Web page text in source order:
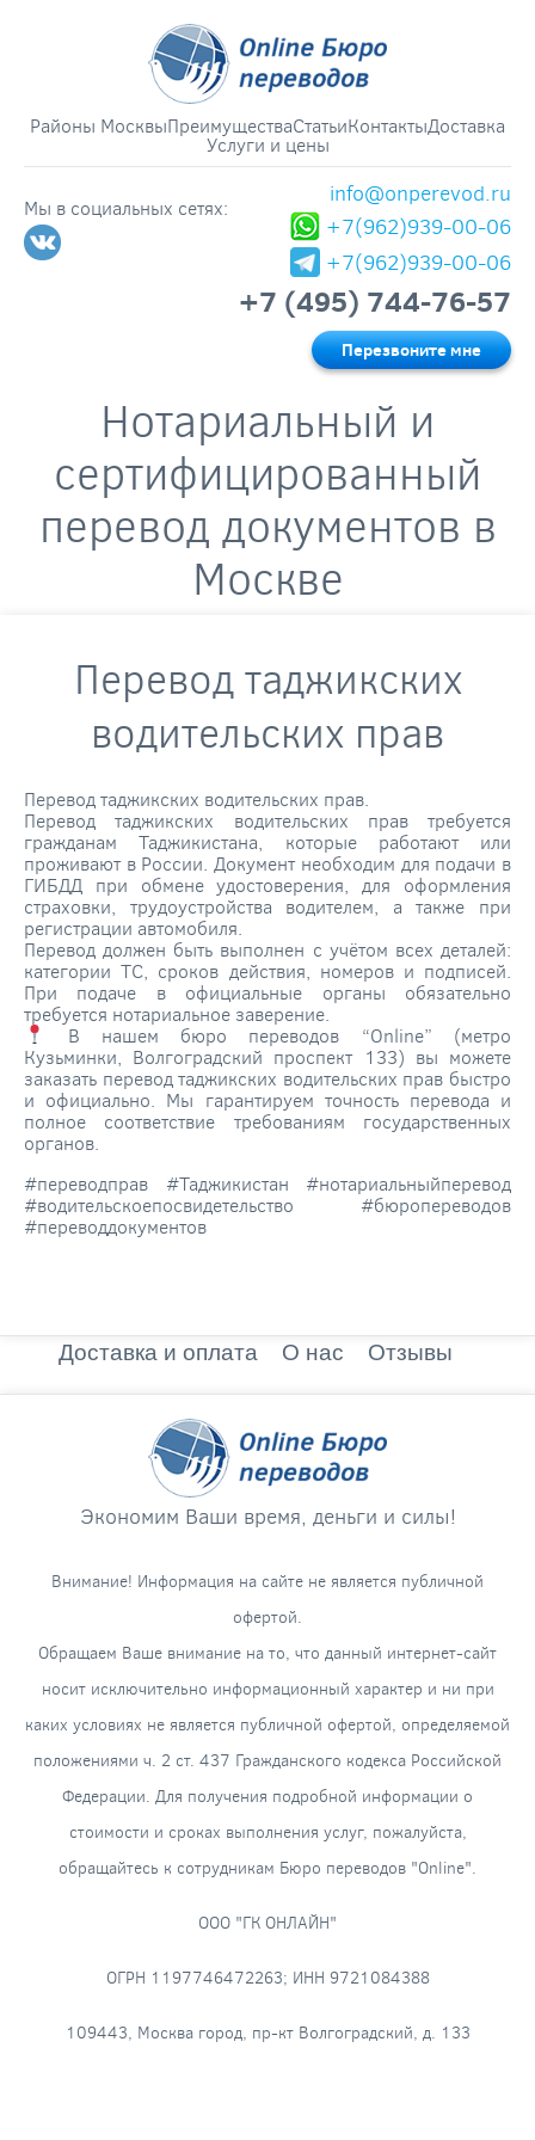
Районы МосквыПреимуществаСтатьиКонтактыДоставка
Услуги и цены
Мы в социальных сетях:
info@onperevod.ru
+7(962)939-00-06
+7(962)939-00-06
+7 (495) 744-76-57
Перезвоните мне
Нотариальный и
сертифицированный
перевод документов в
Москве
Перевод таджикских
водительских прав
Перевод таджикских водительских прав.
Перевод таджикских водительских прав требуется
гражданам Таджикистана, которые работают или
проживают в России. Документ необходим для подачи в
ГИБДД при обмене удостоверения, для оформления
страховки, трудоустройства водителем, а также при
регистрации автомобиля.
Перевод должен быть выполнен с учётом всех деталей:
категории ТС, сроков действия, номеров и подписей.
При подаче в официальные органы обязательно
требуется нотариальное заверение.
В нашем бюро переводов “Online” (метро
Кузьминки, Волгоградский проспект 133) вы можете
заказать перевод таджикских водительских прав быстро
и официально. Мы гарантируем точность перевода и
полное соответствие требованиям государственных
органов.
#переводправ #Таджикистан #нотариальныйперевод
#водительскоепосвидетельство #бюропереводов
#переводдокументов
Доставка и оплата О нас Отзывы
Экономим Ваши время, деньги и силы!
Внимание! Информация на сайте не является публичной
офертой.
Обращаем Ваше внимание на то, что данный интернет-сайт
носит исключительно информационный характер и ни при
каких условиях не является публичной офертой, определяемой
положениями ч. 2 ст. 437 Гражданского кодекса Российской
Федерации. Для получения подробной информации о
стоимости и сроках выполнения услуг, пожалуйста,
обращайтесь к сотрудникам Бюро переводов "Online".
ООО "ГК ОНЛАЙН"
ОГРН 1197746472263; ИНН 9721084388
109443, Москва город, пр-кт Волгоградский, д. 133